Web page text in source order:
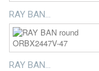
RAY BAN...
RAY BAN...